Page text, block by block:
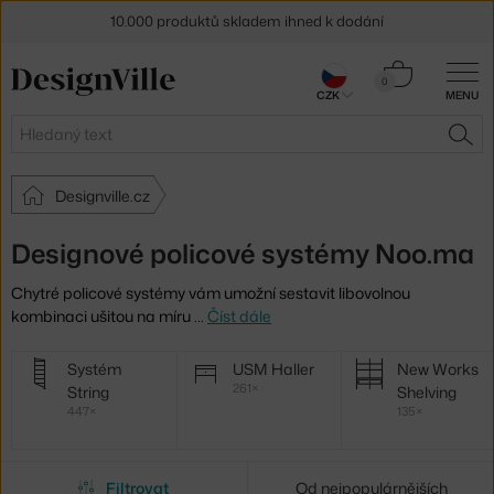
MENU
Hledat
0
Košík
Designville.cz
Designové policové systémy Noo.ma
Chytré policové systémy vám umožní sestavit libovolnou
kombinaci ušitou na míru … Číst dále
Další
kategorie
Systém
String
447×
USM Haller
261×
New Works
Shelving
135×
Filtrovat Od nejpopulárnějších
10.000 produktů skladem ihned k dodání
30 dní na vrácení zbožíCZK